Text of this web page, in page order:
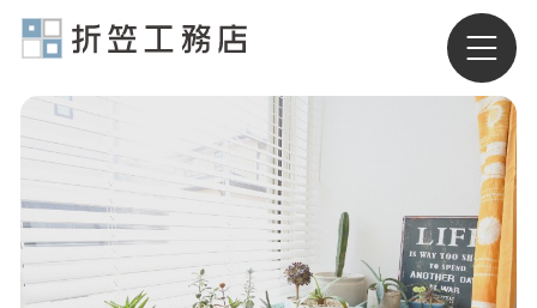
有限会社折笠工務店